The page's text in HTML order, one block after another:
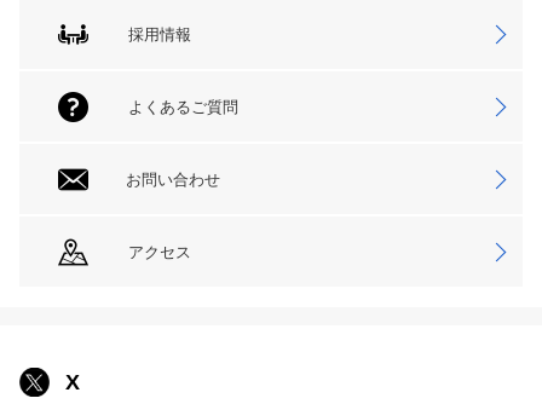
採用情報
よくあるご質問
お問い合わせ
アクセス
X